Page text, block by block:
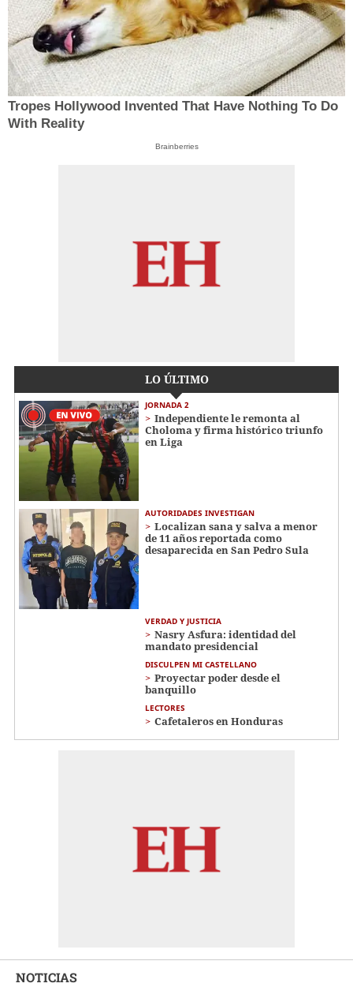
Tropes Hollywood Invented That Have Nothing To Do
With Reality
Brainberries
LO ÚLTIMO
JORNADA 2
Independiente le remonta al
Choloma y firma histórico triunfo
en Liga
AUTORIDADES INVESTIGAN
Localizan sana y salva a menor
de 11 años reportada como
desaparecida en San Pedro Sula
VERDAD Y JUSTICIA
Nasry Asfura: identidad del
mandato presidencial
DISCULPEN MI CASTELLANO
Proyectar poder desde el
banquillo
LECTORES
Cafetaleros en Honduras
NOTICIAS